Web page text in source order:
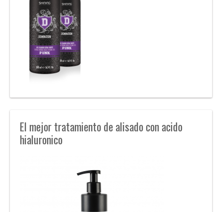
El mejor tratamiento de alisado con acido
hialuronico